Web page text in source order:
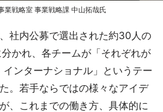
業戦略室 事業戦略課 中山拓哉氏
社内公募で選出された約30人の
かれ、各チームが「それぞれが
ンターナショナル」というテー
。若手ならではの様々なアイデ
、これまでの働き方、具体的に